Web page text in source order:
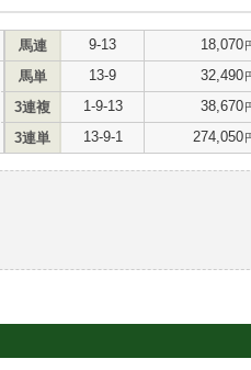
馬連 9-13 18,070
馬単 13-9 32,490
3連複 1-9-13 38,670
3連単 13-9-1 274,050